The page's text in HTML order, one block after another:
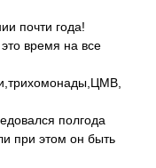
почти года!
время на все
полгода
при этом он быть